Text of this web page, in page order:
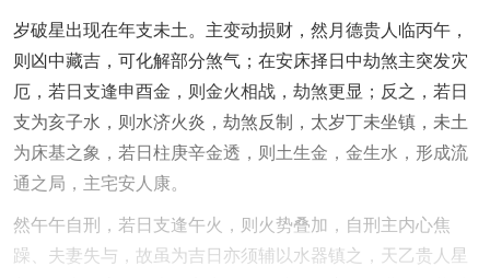
岁破星出现在年支未土。主变动损财，然月德贵人临丙午，
则凶中藏吉，可化解部分煞气；在安床择日中劫煞主突发灾
厄，若日支逢申酉金，则金火相战，劫煞更显；反之，若日
支为亥子水，则水济火炎，劫煞反制，太岁丁未坐镇，未土
为床基之象，若日柱庚辛金透，则土生金，金生水，形成流
通之局，主宅安人康。
然午午自刑，若日支逢午火，则火势叠加，自刑主内心焦
躁、夫妻失与，故虽为吉日亦须辅以水器镇之，天乙贵人星